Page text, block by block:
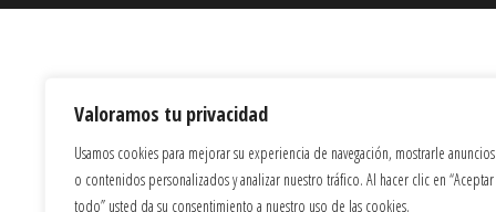
Valoramos tu privacidad
Usamos cookies para mejorar su experiencia de navegación, mostrarle anuncios
o contenidos personalizados y analizar nuestro tráfico. Al hacer clic en “Aceptar
todo” usted da su consentimiento a nuestro uso de las cookies.